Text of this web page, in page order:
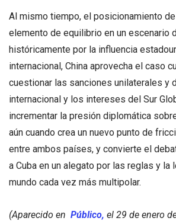
Al mismo tiempo, el posicionamiento
elemento de equilibrio en un escenario
históricamente por la influencia
internacional, China aprovecha el caso
cuestionar las sanciones unilaterales y
internacional y los intereses del Sur
incrementar la presión diplomática
aún cuando crea un nuevo punto de
entre ambos países, y convierte el
a Cuba en un alegato por las reglas y la
mundo cada vez más multipolar.
(Aparecido en Público, el 29 de enero